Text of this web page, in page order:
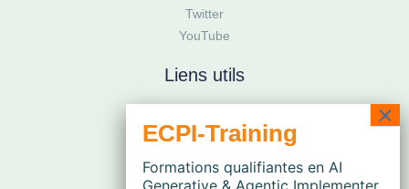
Twitter
YouTube
Liens utils
Site Officiel
ECPI-TRAINING
Formations qualifiantes en AI
Generative & Agentic Implementer,